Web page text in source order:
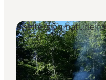
Shelters og